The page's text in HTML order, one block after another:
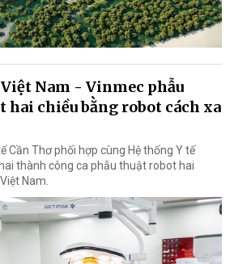
Nam - Vinmec phẫu
hai chiều bằng robot cách xa
Cần Thơ phối hợp cùng Hệ thống Y tế
thành công ca phẫu thuật robot hai
Nam.